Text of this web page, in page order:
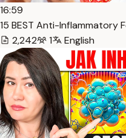
16:59
15 BEST Anti-Inflammatory
2,242
1 English